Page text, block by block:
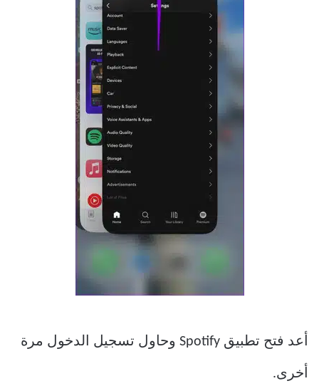
أعد فتح تطبيق Spotify وحاول تسجيل الدخول مرة
أخرى.